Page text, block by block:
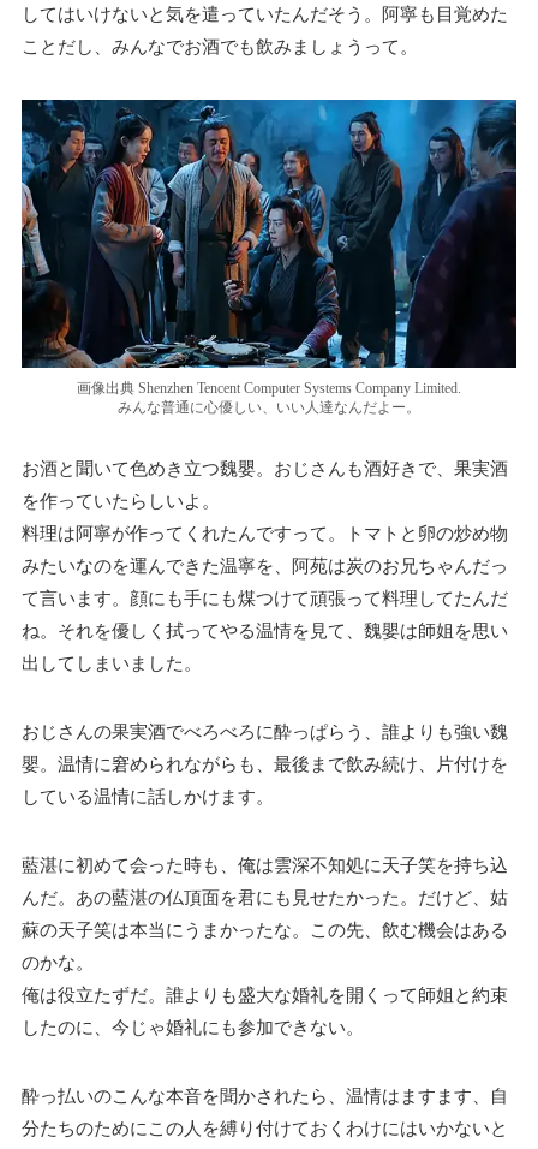
してはいけないと気を遣っていたんだそう。阿寧も目覚めた
ことだし、みんなでお酒でも飲みましょうって。
画像出典 Shenzhen Tencent Computer Systems Company Limited.
みんな普通に心優しい、いい人達なんだよー。
お酒と聞いて色めき立つ魏嬰。おじさんも酒好きで、果実酒
を作っていたらしいよ。
料理は阿寧が作ってくれたんですって。トマトと卵の炒め物
みたいなのを運んできた温寧を、阿苑は炭のお兄ちゃんだっ
て言います。顔にも手にも煤つけて頑張って料理してたんだ
ね。それを優しく拭ってやる温情を見て、魏嬰は師姐を思い
出してしまいました。
おじさんの果実酒でべろべろに酔っぱらう、誰よりも強い魏
嬰。温情に窘められながらも、最後まで飲み続け、片付けを
している温情に話しかけます。
藍湛に初めて会った時も、俺は雲深不知処に天子笑を持ち込
んだ。あの藍湛の仏頂面を君にも見せたかった。だけど、姑
蘇の天子笑は本当にうまかったな。この先、飲む機会はある
のかな。
俺は役立たずだ。誰よりも盛大な婚礼を開くって師姐と約束
したのに、今じゃ婚礼にも参加できない。
酔っ払いのこんな本音を聞かされたら、温情はますます、自
分たちのためにこの人を縛り付けておくわけにはいかないと